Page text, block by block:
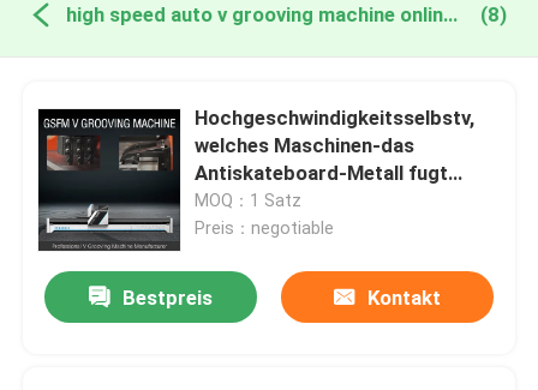
high speed auto v grooving machine online manufacture (8)
Hochgeschwindigkeitsselbstv,
welches Maschinen-das
Antiskateboard-Metall fugt
Maschine 1232 fugt
MOQ：1 Satz
Preis：negotiable
Bestpreis Kontakt